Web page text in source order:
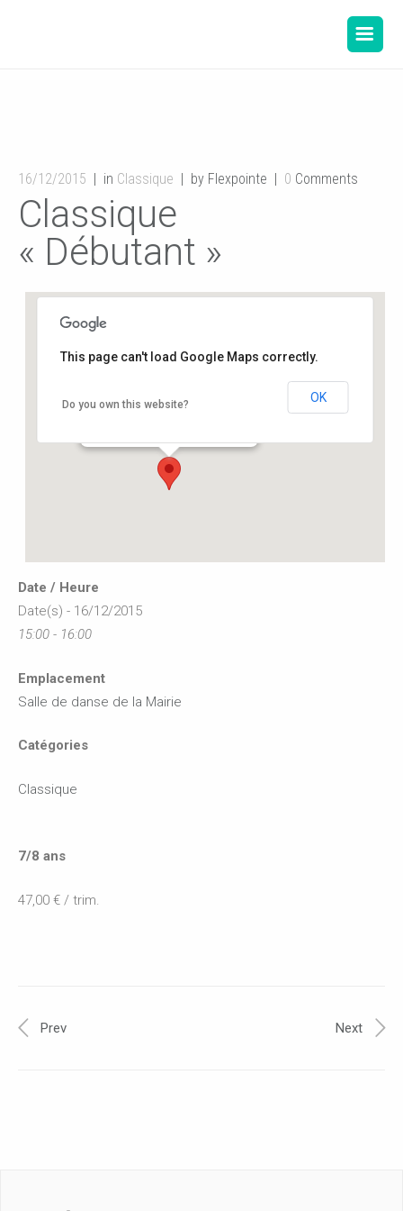
16/12/2015 in Classique by Flexpointe 0 Comments
Classique
« Débutant »
Salle de danse de la Mairie
12, rue de l'hôtel de ville - Buxerolles
This page can't load Google Maps correctly.
Do you own this website?
OK
Date / Heure
Date(s) - 16/12/2015
15:00 - 16:00
Emplacement
Salle de danse de la Mairie
Catégories
Classique
7/8 ans
47,00 € / trim.
Prev Next